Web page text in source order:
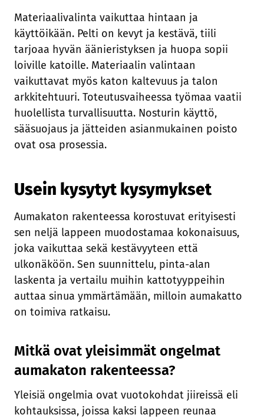
Materiaalivalinta vaikuttaa hintaan ja
käyttöikään. Pelti on kevyt ja kestävä, tiili
tarjoaa hyvän äänieristyksen ja huopa sopii
loiville katoille. Materiaalin valintaan
vaikuttavat myös katon kaltevuus ja talon
arkkitehtuuri. Toteutusvaiheessa työmaa vaatii
huolellista turvallisuutta. Nosturin käyttö,
sääsuojaus ja jätteiden asianmukainen poisto
ovat osa prosessia.
Usein kysytyt kysymykset
Aumakaton rakenteessa korostuvat erityisesti
sen neljä lappeen muodostamaa kokonaisuus,
joka vaikuttaa sekä kestävyyteen että
ulkonäköön. Sen suunnittelu, pinta-alan
laskenta ja vertailu muihin kattotyyppeihin
auttaa sinua ymmärtämään, milloin aumakatto
on toimiva ratkaisu.
Mitkä ovat yleisimmät ongelmat
aumakaton rakenteessa?
Yleisiä ongelmia ovat vuotokohdat jiireissä eli
kohtauksissa, joissa kaksi lappeen reunaa